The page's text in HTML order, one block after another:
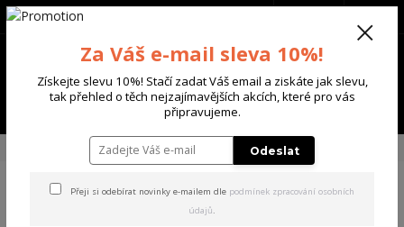
Menu
+420 702 136 620
PÁNSKÉ % AKCE
PÁNSKÉ % AKCE
Za Váš e-mail sleva 10%!
Získejte slevu 10%! Stačí zadat Váš email a ziskáte jak slevu,
tak přehled o těch nejzajímavějších akcích, které pro vás
připravujeme.
Odeslat
Přeji si odebírat novinky e-mailem dle podmínek zpracování osobních
údajů.